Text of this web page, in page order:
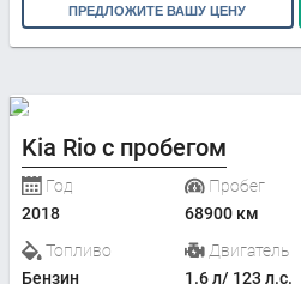
ПРЕДЛОЖИТЕ ВАШУ ЦЕНУ
Kia Rio с пробегом
Год
2018
Пробег
68900 км
Топливо
Бензин
Двигатель
1.6 л/ 123 л.с.